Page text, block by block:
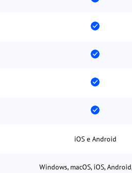
iOS e Android
Windows, macOS, iOS,